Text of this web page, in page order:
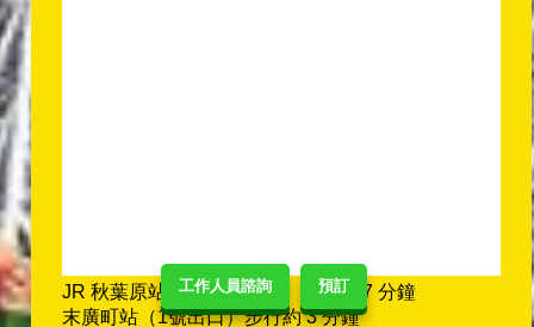
工作人員諮詢 預訂
JR 秋葉原站（電器街出口）步行約 7 分鐘
末廣町站（1號出口）步行約 3 分鐘